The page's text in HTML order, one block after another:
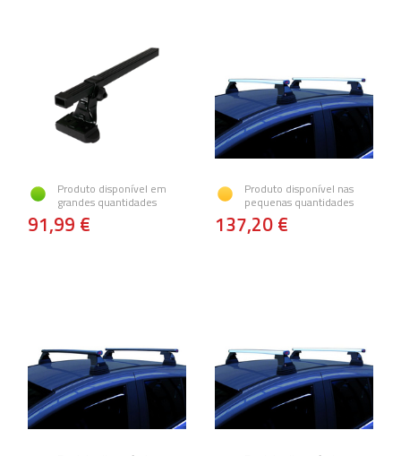
Produto disponível em
grandes quantidades
91,99 €
Produto disponível nas
pequenas quantidades
137,20 €